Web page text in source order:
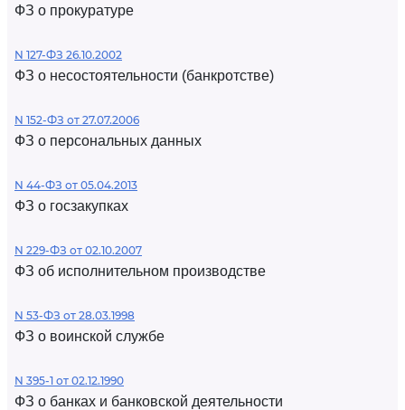
ФЗ о прокуратуре
N 127-ФЗ 26.10.2002
ФЗ о несостоятельности (банкротстве)
N 152-ФЗ от 27.07.2006
ФЗ о персональных данных
N 44-ФЗ от 05.04.2013
ФЗ о госзакупках
N 229-ФЗ от 02.10.2007
ФЗ об исполнительном производстве
N 53-ФЗ от 28.03.1998
ФЗ о воинской службе
N 395-1 от 02.12.1990
ФЗ о банках и банковской деятельности